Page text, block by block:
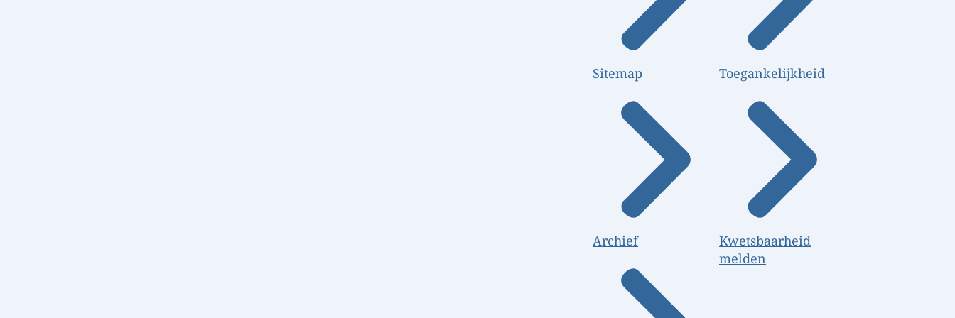
Sitemap
Archief
Toegankelijkheid
Kwetsbaarheid
melden